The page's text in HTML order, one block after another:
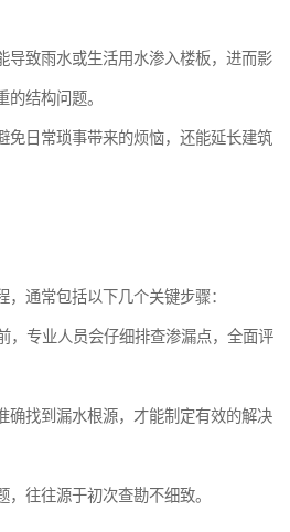
导致雨水或生活用水渗入楼板，进而影
结构问题。
免日常琐事带来的烦恼，还能延长建筑
通常包括以下几个关键步骤：
，专业人员会仔细排查渗漏点，全面评
确找到漏水根源，才能制定有效的解决
往往源于初次查勘不细致。